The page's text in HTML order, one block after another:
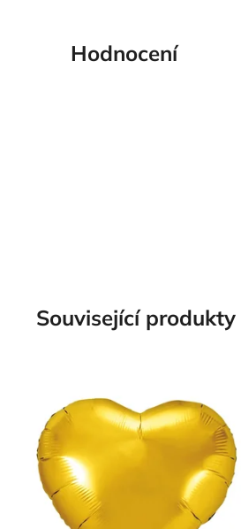
Hodnocení
Související produkty